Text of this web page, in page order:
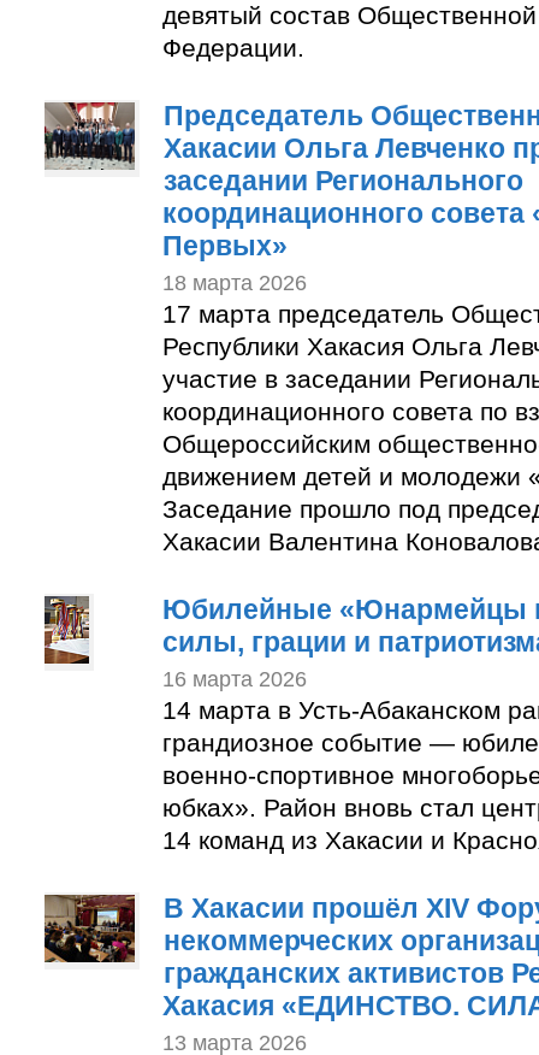
девятый состав
Федерации.
Председатель
Хакасии Ольга Левченко
заседании Регионального
координационного совета
Первых»
18 марта 2026
17 марта председатель
Республики Хакасия Ольга
участие в заседании
координационного совета по
Общероссийским
движением детей и молодежи
Заседание прошло под
Хакасии Валентина
Юбилейные «Юнармейцы
силы, грации и
16 марта 2026
14 марта в Усть-Абаканском
грандиозное событие —
военно-спортивное
юбках». Район вновь стал
14 команд из Хакасии и
В Хакасии прошёл XIV
некоммерческих
гражданских активистов
Хакасия «ЕДИНСТВО.
13 марта 2026